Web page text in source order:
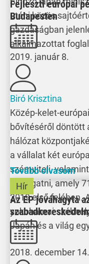
utáni közös
gazdaságban
alkalmazottat
Fejleszti európai
Budapesten
2019. január 8.
Biró Krisztina
Közép-kelet-
bővítéséről döntött
hálózat
a vállalat két
számviteli,
támogatni, amely
2019 első felében.
yokohamai
Japán és a világ
Tovább olvasom
Hír
Az EP jóváhagyta
2018. december 14.